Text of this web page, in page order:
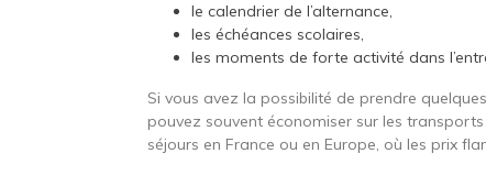
le calendrier de l’alternance,
les échéances scolaires,
les moments de forte activité dans
Si vous avez la possibilité de prendre
pouvez souvent économiser sur les
séjours en France ou en Europe, où les prix